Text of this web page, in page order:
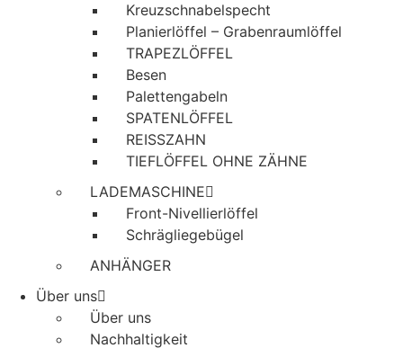
Kreuzschnabelspecht
Planierlöffel – Grabenraumlöffel
TRAPEZLÖFFEL
Besen
Palettengabeln
SPATENLÖFFEL
REISSZAHN
TIEFLÖFFEL OHNE ZÄHNE
LADEMASCHINE
Front-Nivellierlöffel
Schrägliegebügel
ANHÄNGER
Über uns
Über uns
Nachhaltigkeit